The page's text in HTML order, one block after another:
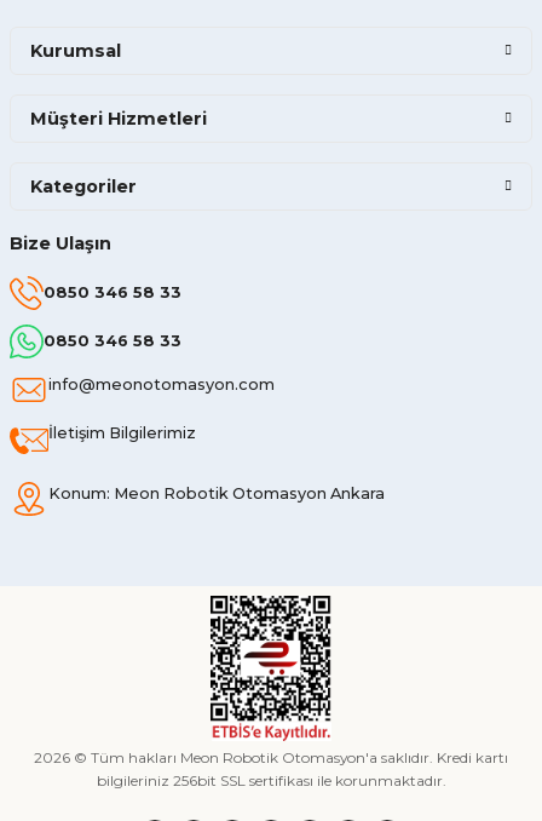
Bize Ulaşın
0850 346 58 33
0850 346 58 33
info@meonotomasyon.com
İletişim Bilgilerimiz
Konum: Meon Robotik Otomasyon Ankara
Kurumsal
Müşteri Hizmetleri
Kategoriler
2026 © Tüm hakları Meon Robotik Otomasyon'a saklıdır. Kredi kartı
bilgileriniz 256bit SSL sertifikası ile korunmaktadır.